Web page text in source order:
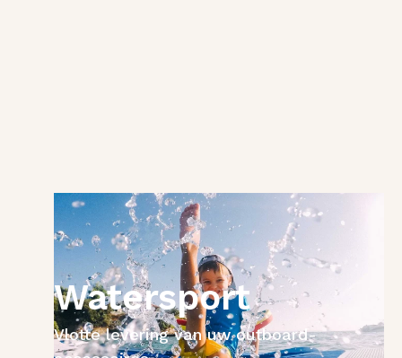
Watersport
Vlotte levering van uw outboard-